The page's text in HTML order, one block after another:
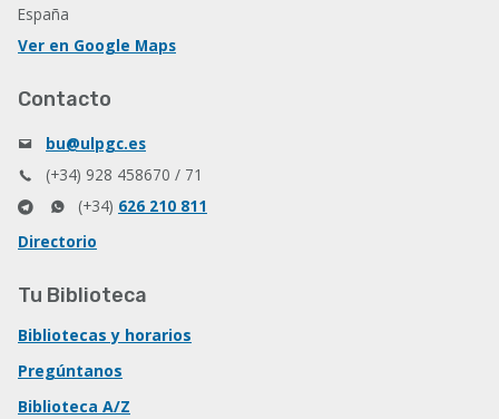
España
Ver en Google Maps
Contacto
bu@ulpgc.es
(+34) 928 458670 / 71
(+34) 626 210 811
Directorio
Tu Biblioteca
Bibliotecas y horarios
Pregúntanos
Biblioteca A/Z